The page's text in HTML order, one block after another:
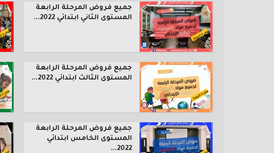
جميع فروض المرحلة الرابعة
المستوى الثاني ابتدائي 2022...
جميع فروض المرحلة الرابعة
المستوى الثالث ابتدائي 2022...
جميع فروض المرحلة الرابعة
المستوى الخامس ابتدائي
2022...